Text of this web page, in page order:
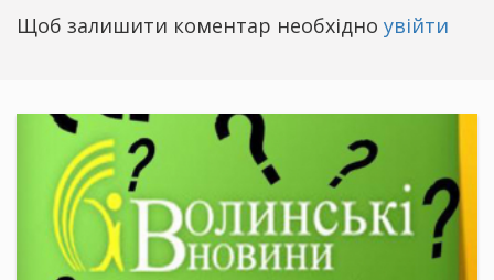
Щоб залишити коментар необхідно увійти